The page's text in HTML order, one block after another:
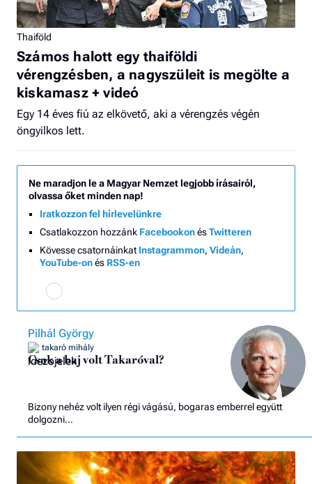
Thaiföld
Számos halott egy thaiföldi
vérengzésben, a nagyszüleit is megölte a
kiskamasz + videó
Egy 14 éves fiú az elkövető, aki a vérengzés végén
öngyilkos lett.
Ne maradjon le a Magyar Nemzet legjobb írásairól,
olvassa őket minden nap!
Iratkozzon fel hírlevelünkre
Csatlakozzon hozzánk FacebookonésTwitteren
Kövesse csatornáinkat Instagrammon, Videán,
YouTube-onés RSS-en
Pilhál György
takaró mihály
Csak a baj volt Takaróval?
Bizony nehéz volt ilyen régi vágású, bogaras emberrel együtt
dolgozni…